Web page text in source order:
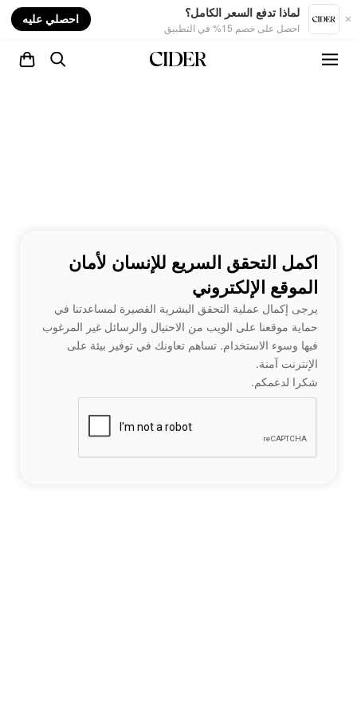
لماذا تدفع السعر الكامل؟
احصل على خصم 15% في التطبيق
احصلي عليه
اكمل التحقق السريع للإنسان لأمان
الموقع الإلكتروني
يرجى إكمال عملية التحقق البشرية القصيرة لمساعدتنا في
حماية موقعنا على الويب من الاحتيال والرسائل غير المرغوب
فيها وسوء الاستخدام. تساهم تعاونك في توفير بيئة على
الإنترنت آمنة.
شكرا لدعمكم.